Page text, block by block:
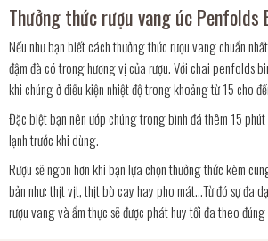
Thưởng thức rượu vang úc Penfolds
Nếu như bạn biết cách thưởng thức rượu vang chuẩn
đậm đà có trong hương vị của rượu. Với chai penfolds
khi chúng ở điều kiện nhiệt độ trong khoảng từ 15 cho
Đặc biệt bạn nên ướp chúng trong bình đá thêm 15
lạnh trước khi dùng.
Rượu sẽ ngon hơn khi bạn lựa chọn thưởng thức kèm
bản như: thịt vịt, thịt bò cay hay pho mát…Từ đó sự đa
rượu vang và ẩm thực sẽ được phát huy tối đa theo